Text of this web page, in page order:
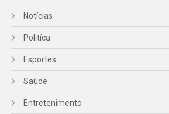
Notícias
Politíca
Esportes
Saúde
Entretenimento